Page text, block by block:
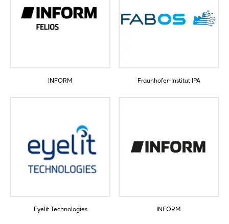
INFORM Fraunhofer-Institut IPA
Eyelit Technologies INFORM